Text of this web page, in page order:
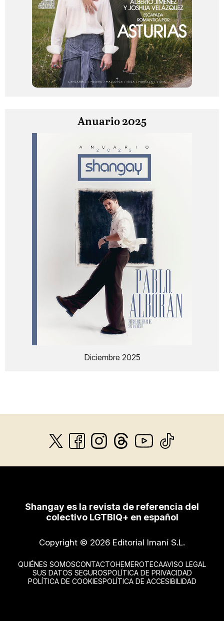
Anuario 2025
Diciembre 2025
Shangay es la revista de referencia del
colectivo LGTBIQ+ en español
Copyright © 2026 Editorial Imaní S.L.
QUIÉNES SOMOSCONTACTOHEMEROTECAAVISO LEGAL
SUS DATOS SEGUROSPOLÍTICA DE PRIVACIDAD
POLÍTICA DE COOKIESPOLÍTICA DE ACCESIBILIDAD